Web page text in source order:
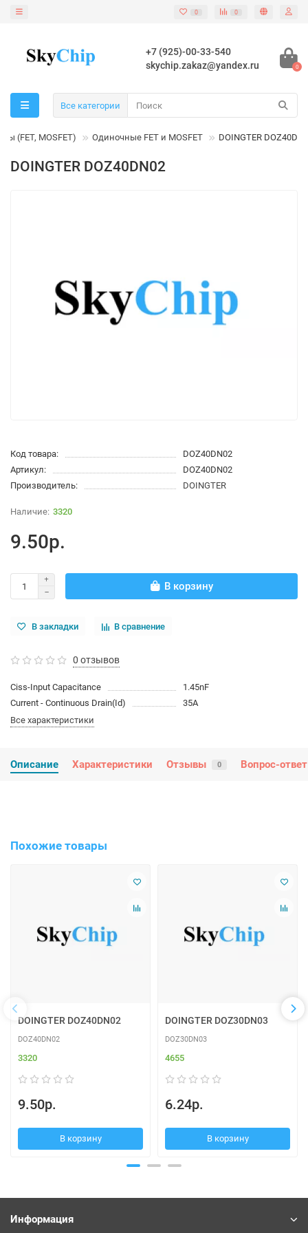
0 0
+7 (925)-00-33-540
skychip.zakaz@yandex.ru
0
Все категории
(FET, MOSFET) Одиночные FET и MOSFET DOINGTER
DOINGTER DOZ40DN02
Код товара:
DOZ40DN02
Артикул:
DOZ40DN02
Производитель:
DOINGTER
3320
9.50р.
В корзину
В закладки В сравнение
0 отзывов
Ciss-Input Capacitance
1.45nF
Current - Continuous Drain(Id)
35A
Все характеристики
Описание Характеристики Отзывы 0 Вопрос-ответ
Похожие товары
DOINGTER DOZ40DN02
DOZ40DN02
3320
9.50р.
В корзину
DOINGTER DOZ30DN03
DOZ30DN03
4655
6.24р.
В корзину
Информация